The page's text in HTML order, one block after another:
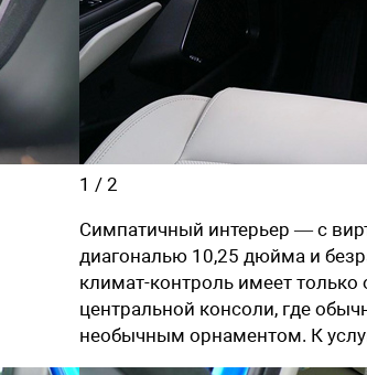
1 / 2
Симпатичный интерьер — с
диагональю 10,25 дюйма и
климат-контроль имеет только
центральной консоли, где
необычным орнаментом. К